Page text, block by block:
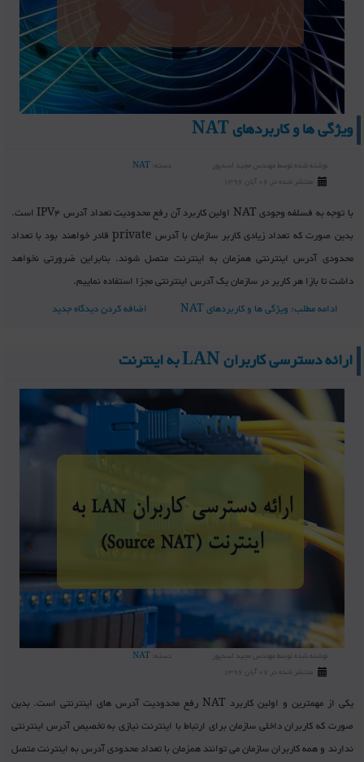
ویژگی ها و کاربردهای NAT
نوشته شده توسطمهندس مجید اسدپور دسته:NAT
منتشر شده در 06 آبان 1396
با توجه به فسلفه وجودی NAT اولین کاربرد آن رفع محدودیت تعداد آدرس IPV4 است.
بدین صورت که تعداد زیادی کاربر سازمان با آدرس private قادر خواهند بود با تعداد
محدودی آدرس اینترنتی همزمان به اینترنت متصل شوند. بنابراین ضرورتی نخواهد
داشت تا بازا هر کاربر در سازمان یک آدرس اینترنتی مجزا استفاده نماییم.
ادامه مطلب: ویژگی ها و کاربردهای NAT
اضافه کردن دیدگاه جدید
ارائه دسترسی کاربران LAN به اینترنت
نوشته شده توسطمهندس مجید اسدپور دسته:NAT
منتشر شده در 07 آبان 1396
یکی از مهمترین و اولین کاربرد NAT رفع محدودیت آدرس های اینترنتی است. بدین
صورت که کاربران داخلی سازمان برای ارتباط با اینترنت نیازی به تخصیص آدرس اینترنتی
ندارند و همه کاربران سازمان می توانند همزمان با تعداد محدودی آدرس به اینترنت متصل